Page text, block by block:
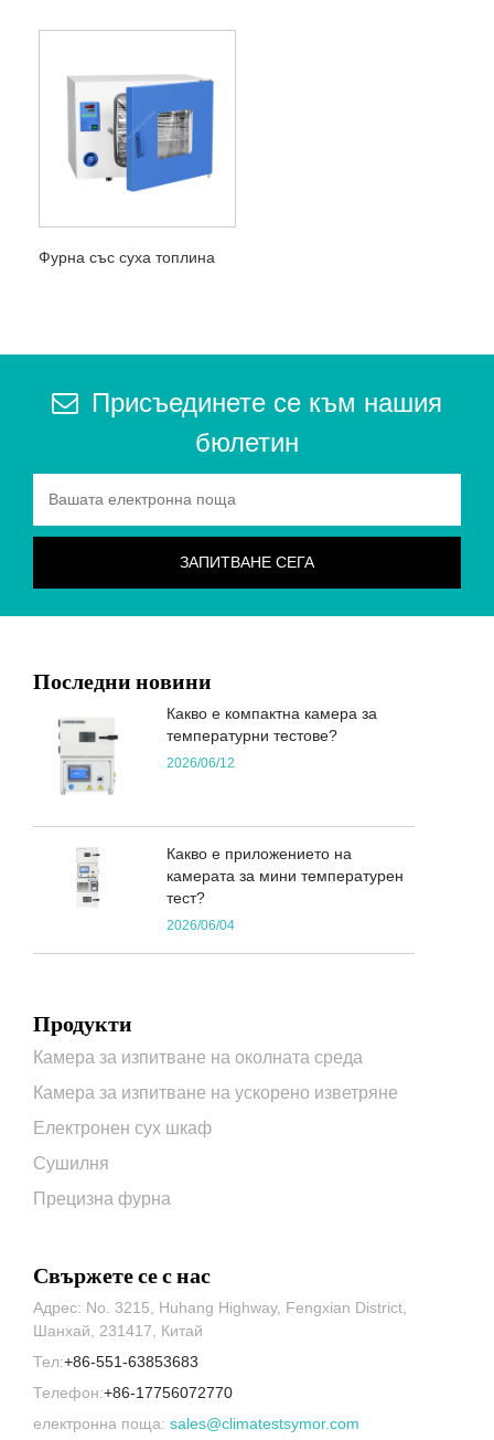
Фурна със суха топлина
Присъединете се към нашия
бюлетин
Последни новини
Какво е компактна камера за
температурни тестове?
2026/06/12
Какво е приложението на
камерата за мини температурен
тест?
2026/06/04
Продукти
Камера за изпитване на околната среда
Камера за изпитване на ускорено изветряне
Електронен сух шкаф
Сушилня
Прецизна фурна
Свържете се с нас
Адрес: No. 3215, Huhang Highway, Fengxian District,
Шанхай, 231417, Китай
Тел:+86-551-63853683
Телефон:+86-17756072770
електронна поща: sales@climatestsymor.com